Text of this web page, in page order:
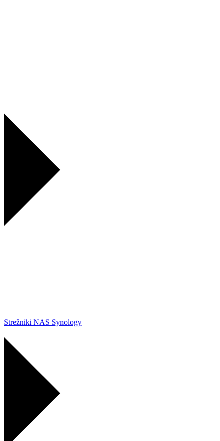
Strežniki NAS Synology